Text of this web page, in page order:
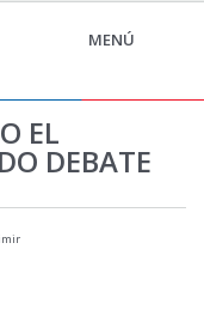
MENÚ
EL
DEBATE